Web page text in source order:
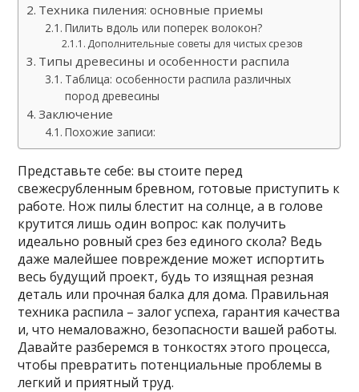
Техника пиления: основные приемы
Пилить вдоль или поперек волокон?
Дополнительные советы для чистых срезов
Типы древесины и особенности распила
Таблица: особенности распила различных
пород древесины
Заключение
Похожие записи:
Представьте себе: вы стоите перед
свежесрубленным бревном, готовые приступить к
работе. Нож пилы блестит на солнце, а в голове
крутится лишь один вопрос: как получить
идеально ровный срез без единого скола? Ведь
даже малейшее повреждение может испортить
весь будущий проект, будь то изящная резная
деталь или прочная балка для дома. Правильная
техника распила – залог успеха, гарантия качества
и, что немаловажно, безопасности вашей работы.
Давайте разберемся в тонкостях этого процесса,
чтобы превратить потенциальные проблемы в
легкий и приятный труд.